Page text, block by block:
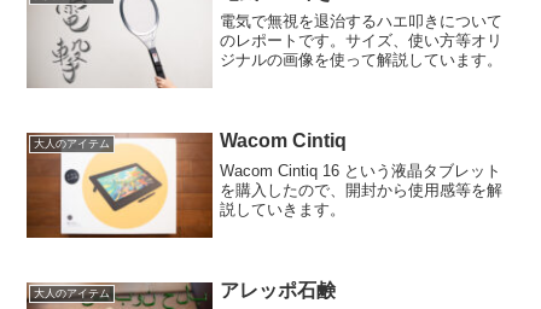
電気で無視を退治するハエ叩きについて
のレポートです。サイズ、使い方等オリ
ジナルの画像を使って解説しています。
大人のアイテム Wacom Cintiq
Wacom Cintiq 16 という液晶タブレット
を購入したので、開封から使用感等を解
説していきます。
大人のアイテム アレッポ石鹸